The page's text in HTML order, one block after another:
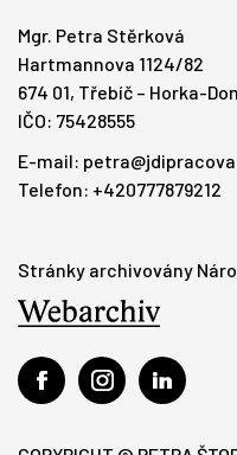
Mgr. Petra Stěrková
Hartmannova 1124/82
674 01, Třebíč – Horka-
IČO: 75428555
E-mail:
Telefon: +420777879212
Stránky archivovány